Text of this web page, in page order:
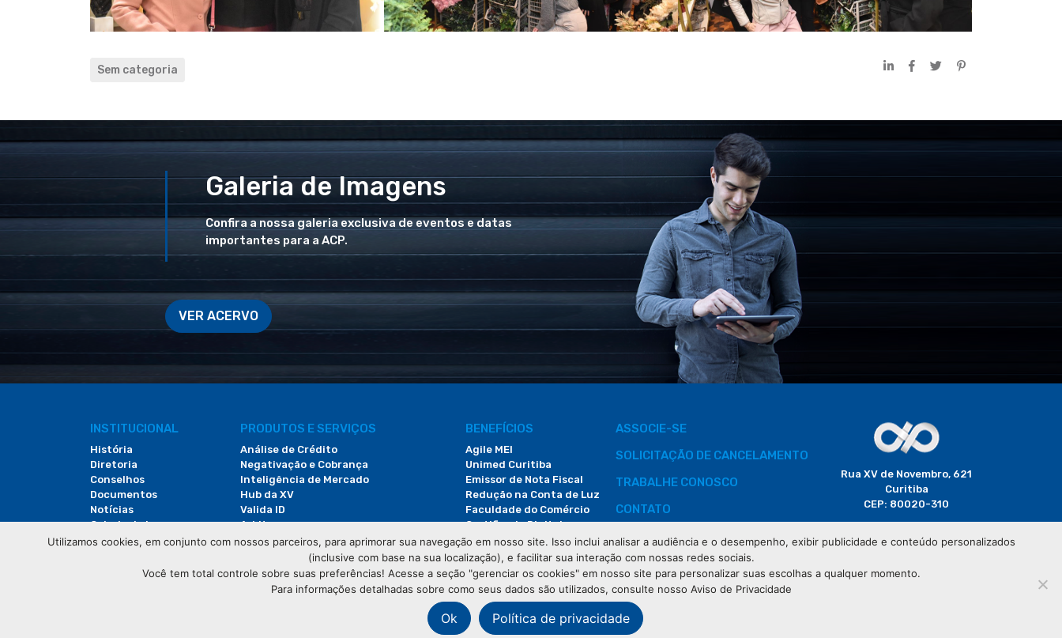
Sem categoria
Galeria de Imagens
Confira a nossa galeria exclusiva de eventos e datas
importantes para a ACP.
VER ACERVO
INSTITUCIONAL
História
Diretoria
Conselhos
Documentos
Notícias
Galeria de Imagens
Revista do Comércio
PRODUTOS E SERVIÇOS
Análise de Crédito
Negativação e Cobrança
Inteligência de Mercado
Hub da XV
Valida ID
Arbitac
Locação de Espaços
BENEFÍCIOS
Agile MEI
Unimed Curitiba
Emissor de Nota Fiscal
Redução na Conta de Luz
Faculdade do Comércio
Certificado Digital
ASSOCIE-SE
SOLICITAÇÃO DE CANCELAMENTO
TRABALHE CONOSCO
CONTATO
ÁREA DO COLABORADOR
DEMANDAS JUDICIAIS
Rua XV de Novembro, 621
Curitiba
CEP: 80020-310
(41) 3320-2929
Utilizamos cookies, em conjunto com nossos parceiros, para aprimorar sua navegação em nosso site. Isso inclui analisar a audiência e o desempenho, exibir publicidade e conteúdo personalizados
(inclusive com base na sua localização), e facilitar sua interação com nossas redes sociais.
Você tem total controle sobre suas preferências! Acesse a seção "gerenciar os cookies" em nosso site para personalizar suas escolhas a qualquer momento.
Para informações detalhadas sobre como seus dados são utilizados, consulte nosso Aviso de Privacidade
Ok Política de privacidade